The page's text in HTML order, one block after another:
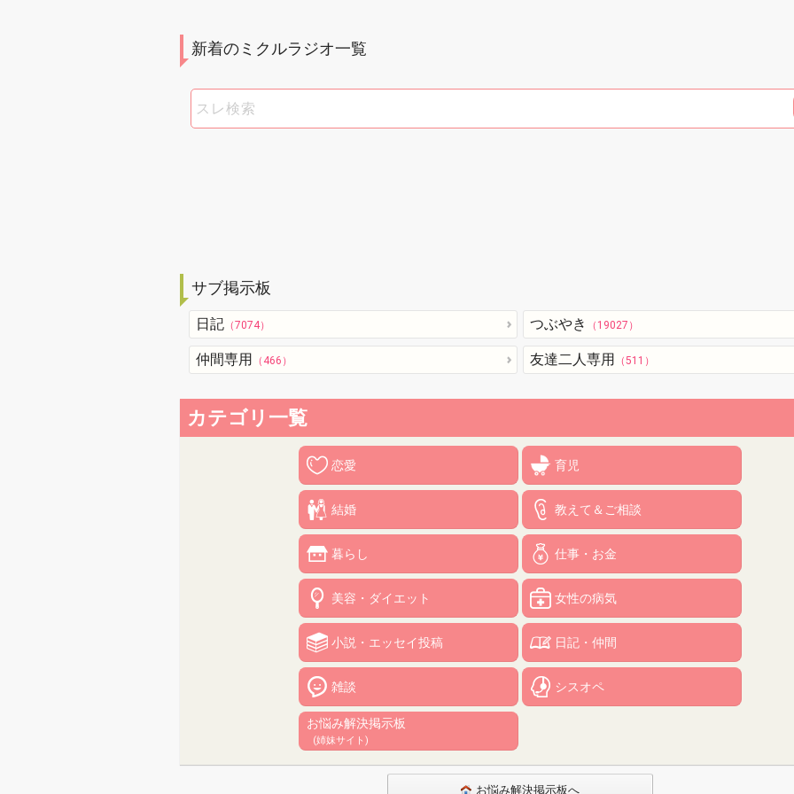
新着のミクルラジオ一覧
サブ掲示板
日記 （7074） つぶやき （19027）
仲間専用 （466） 友達二人専用 （511）
カテゴリ一覧
恋愛 育児
結婚 教えて＆ご相談
暮らし 仕事・お金
美容・ダイエット 女性の病気
小説・エッセイ投稿 日記・仲間
雑談 シスオペ
お悩み解決掲示板
(姉妹サイト)
お悩み解決掲示板へ